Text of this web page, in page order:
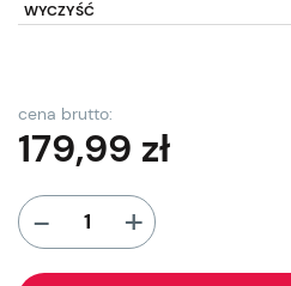
WYCZYŚĆ
cena brutto:
179,99 zł
- +